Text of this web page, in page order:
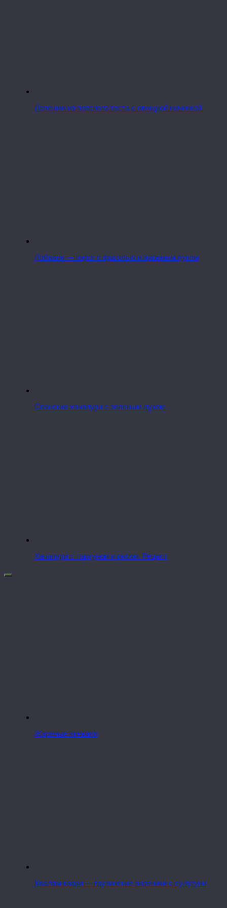
Лепешки из пресного теста с овощной начинкой
Лобиани — пирог с фасолью и жареным луком
Сванские хачапури с зеленым луком
Хачапури с тархуном и рисом. Рецепт
Жареные хинкали
Квалам-квари — грузинские вареники с сулугуни